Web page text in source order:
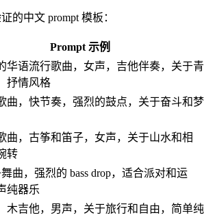
的中文 prompt 模板：
Prompt 示例
华语流行歌曲，女声，吉他伴奏，关于青
抒情风格
曲，快节奏，强烈的鼓点，关于奋斗和梦
曲，古筝和笛子，女声，关于山水和相
转
曲，强烈的 bass drop，适合派对和运
纯器乐
木吉他，男声，关于旅行和自由，简单纯